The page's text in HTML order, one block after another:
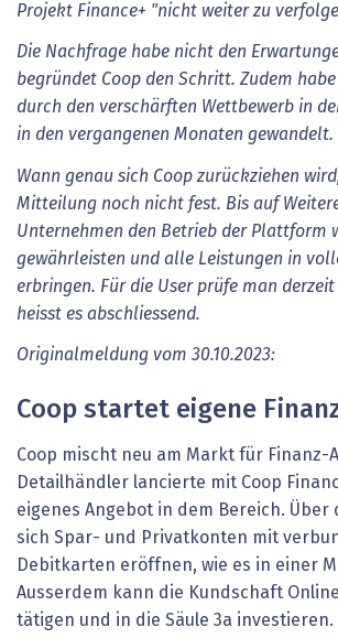
Projekt Finance+ "nicht weiter zu
Die Nachfrage habe nicht den
begründet Coop den Schritt. Zudem
durch den verschärften Wettbewerb in
in den vergangenen Monaten gewandelt.
Wann genau sich Coop zurückziehen
Mitteilung noch nicht fest. Bis auf
Unternehmen den Betrieb der Plattform
gewährleisten und alle Leistungen in
erbringen. Für die User prüfe man
heisst es abschliessend.
Originalmeldung vom 30.10.2023:
Coop startet eigene
Coop mischt neu am Markt für Finanz-
Detailhändler lancierte mit Coop
eigenes Angebot in dem Bereich. Über
sich Spar- und Privatkonten mit
Debitkarten eröffnen, wie es in einer
Ausserdem kann die Kundschaft
tätigen und in die Säule 3a investieren.